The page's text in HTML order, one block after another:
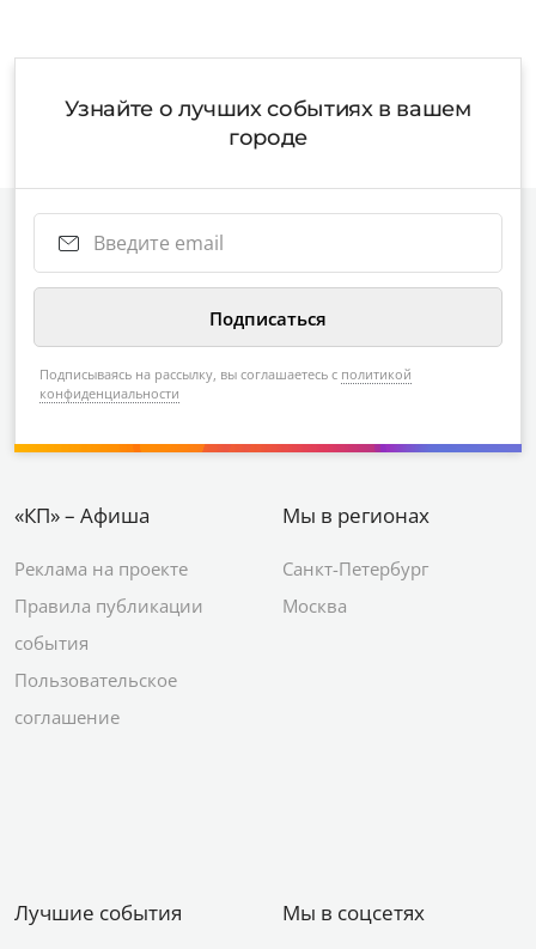
Узнайте о лучших событиях в вашем
городе
Подписываясь на рассылку, вы соглашаетесь с политикой
конфиденциальности
«КП» – Афиша
Реклама на проекте
Правила публикации
события
Пользовательское
соглашение
Мы в регионах
Санкт-Петербург
Москва
Лучшие события Мы в соцсетях